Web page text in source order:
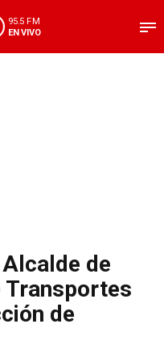
95.5 FM
EN VIVO
de
Transportes
de